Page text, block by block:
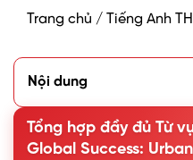
Trang chủ / Tiếng Anh
Nội dung
2. Các cụm từ vựng hay
3. Bài tập thực hành Từ
Tổng hợp đầy đủ Từ
Global Success: